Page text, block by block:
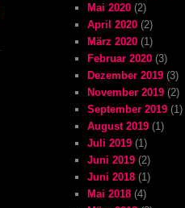
Mai 2020 (2)
April 2020 (2)
März 2020 (1)
Februar 2020 (3)
Dezember 2019 (3)
November 2019 (2)
September 2019 (1)
August 2019 (1)
Juli 2019 (1)
Juni 2019 (2)
Juni 2018 (1)
Mai 2018 (4)